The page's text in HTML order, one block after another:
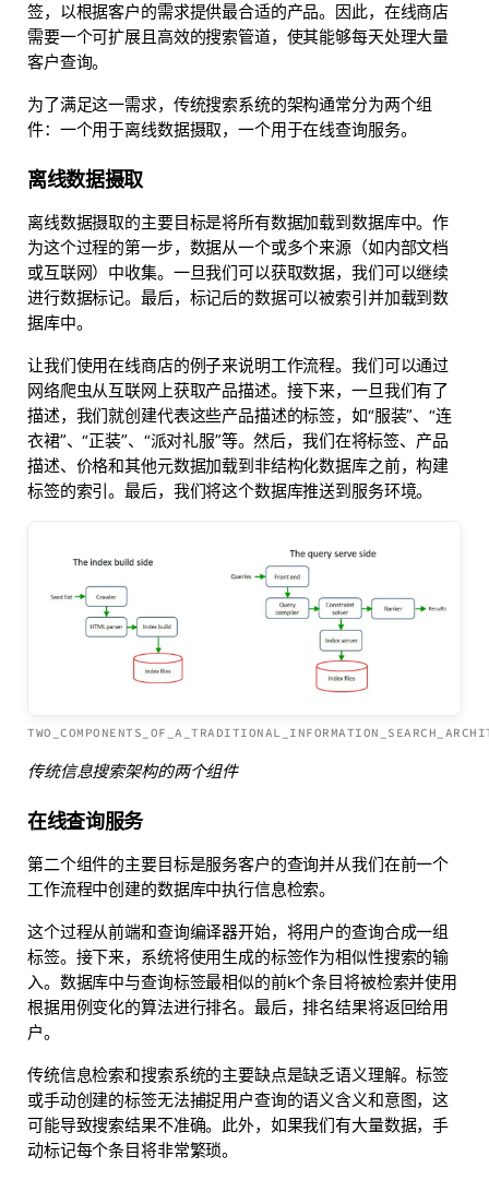
签，以根据客户的需求提供最合适的产品。因此，在线商店
需要一个可扩展且高效的搜索管道，使其能够每天处理大量
客户查询。
为了满足这一需求，传统搜索系统的架构通常分为两个组
件：一个用于离线数据摄取，一个用于在线查询服务。
离线数据摄取
离线数据摄取的主要目标是将所有数据加载到数据库中。作
为这个过程的第一步，数据从一个或多个来源（如内部文档
或互联网）中收集。一旦我们可以获取数据，我们可以继续
进行数据标记。最后，标记后的数据可以被索引并加载到数
据库中。
让我们使用在线商店的例子来说明工作流程。我们可以通过
网络爬虫从互联网上获取产品描述。接下来，一旦我们有了
描述，我们就创建代表这些产品描述的标签，如“服装”、“连
衣裙”、“正装”、“派对礼服”等。然后，我们在将标签、产品
描述、价格和其他元数据加载到非结构化数据库之前，构建
标签的索引。最后，我们将这个数据库推送到服务环境。
传统信息搜索架构的两个组件
在线查询服务
第二个组件的主要目标是服务客户的查询并从我们在前一个
工作流程中创建的数据库中执行信息检索。
这个过程从前端和查询编译器开始，将用户的查询合成一组
标签。接下来，系统将使用生成的标签作为相似性搜索的输
入。数据库中与查询标签最相似的前k个条目将被检索并使用
根据用例变化的算法进行排名。最后，排名结果将返回给用
户。
传统信息检索和搜索系统的主要缺点是缺乏语义理解。标签
或手动创建的标签无法捕捉用户查询的语义含义和意图，这
可能导致搜索结果不准确。此外，如果我们有大量数据，手
动标记每个条目将非常繁琐。